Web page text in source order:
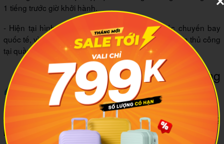
1 tiếng trước giờ khởi hành.
- Hiện tại hình thức này chưa áp dụng cho các chuyến bay
quốc tế, vì quy trình xuất nhập cảnh yêu cầu kiểm tra thủ công
tại quầy.
4
Cách check in online Vietjet bằng
kiosk tại sân bay
4.1 Hướng dẫn cách check in online Vietjet bằng
kiosk